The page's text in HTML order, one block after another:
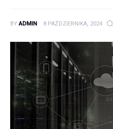
Pozostałe
Zdrowie
BY ADMIN 8 PAŹDZIERNIKA, 2024